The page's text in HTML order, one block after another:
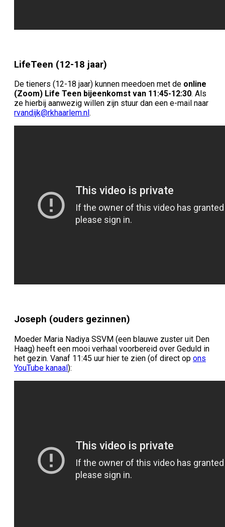
LifeTeen (12-18 jaar)
De tieners (12-18 jaar) kunnen meedoen met de online
(Zoom) Life Teen bijeenkomst van 11:45-12:30. Als
ze hierbij aanwezig willen zijn stuur dan een e-mail naar
rvandijk@rkhaarlem.nl .
Joseph (ouders gezinnen)
Moeder Maria Nadiya SSVM (een blauwe zuster uit Den
Haag) heeft een mooi verhaal voorbereid over Geduld in
het gezin. Vanaf 11:45 uur hier te zien (of direct op ons
YouTube kanaal):